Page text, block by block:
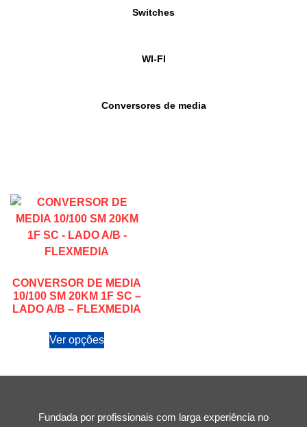
Switches
WI-FI
Conversores de media
CONVERSOR DE MEDIA
10/100 SM 20KM 1F SC –
LADO A/B – FLEXMEDIA
Ver opções
Fundada por profissionais com larga experiência no